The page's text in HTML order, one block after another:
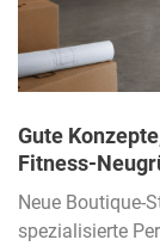
Gute
Fitness-
Neue Boutique-
spezialisierte